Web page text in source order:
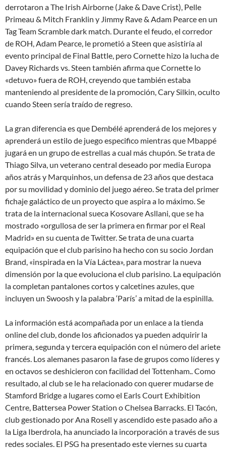
derrotaron a The Irish Airborne (Jake & Dave Crist), Pelle
Primeau & Mitch Franklin y Jimmy Rave & Adam Pearce en un
Tag Team Scramble dark match. Durante el feudo, el corredor
de ROH, Adam Pearce, le prometió a Steen que asistiría al
evento principal de Final Battle, pero Cornette hizo la lucha de
Davey Richards vs. Steen también afirma que Cornette lo
«detuvo» fuera de ROH, creyendo que también estaba
manteniendo al presidente de la promoción, Cary Silkin, oculto
cuando Steen sería traído de regreso.
La gran diferencia es que Dembélé aprenderá de los mejores y
aprenderá un estilo de juego especifico mientras que Mbappé
jugará en un grupo de estrellas a cual más chupón. Se trata de
Thiago Silva, un veterano central deseado por media Europa
años atrás y Marquinhos, un defensa de 23 años que destaca
por su movilidad y dominio del juego aéreo. Se trata del primer
fichaje galáctico de un proyecto que aspira a lo máximo. Se
trata de la internacional sueca Kosovare Asllani, que se ha
mostrado «orgullosa de ser la primera en firmar por el Real
Madrid» en su cuenta de Twitter. Se trata de una cuarta
equipación que el club parisino ha hecho con su socio Jordan
Brand, «inspirada en la Vía Láctea», para mostrar la nueva
dimensión por la que evoluciona el club parisino. La equipación
la completan pantalones cortos y calcetines azules, que
incluyen un Swoosh y la palabra ‘París’ a mitad de la espinilla.
La información está acompañada por un enlace a la tienda
online del club, donde los aficionados ya pueden adquirir la
primera, segunda y tercera equipación con el número del ariete
francés. Los alemanes pasaron la fase de grupos como líderes y
en octavos se deshicieron con facilidad del Tottenham.. Como
resultado, al club se le ha relacionado con querer mudarse de
Stamford Bridge a lugares como el Earls Court Exhibition
Centre, Battersea Power Station o Chelsea Barracks. El Tacón,
club gestionado por Ana Rosell y ascendido este pasado año a
la Liga Iberdrola, ha anunciado la incorporación a través de sus
redes sociales. El PSG ha presentado este viernes su cuarta